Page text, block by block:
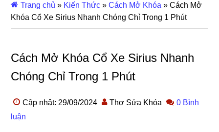
Trang chủ » Kiến Thức »Cách Mở Khóa »Cách Mở
Khóa Cổ Xe Sirius Nhanh Chóng Chỉ Trong 1 Phút
Cách Mở Khóa Cổ Xe Sirius Nhanh
Chóng Chỉ Trong 1 Phút
Cập nhật: 29/09/2024 Thợ Sửa Khóa
0 Bình
luận